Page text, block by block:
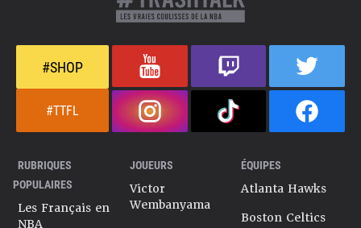
#SHOP
#TTFL
RUBRIQUES
POPULAIRES
Les Français en
NBA
JOUEURS
Victor
Wembanyama
ÉQUIPES
Atlanta Hawks
Boston Celtics